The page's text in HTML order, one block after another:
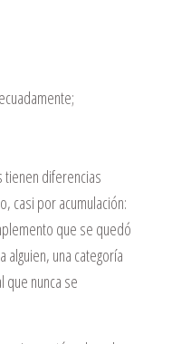
tienen diferencias
casi por acumulación:
que se quedó
una categoría
que nunca se